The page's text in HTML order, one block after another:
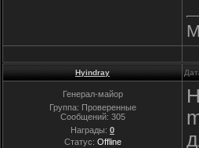
Hyindray
Генерал-майор
Группа: Проверенные
Сообщений: 305
Награды: 0
Статус: Offline